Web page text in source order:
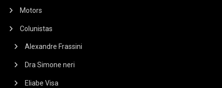
Motors
Colunistas
Alexandre Frassini
Dra Simone neri
Eliabe Visa